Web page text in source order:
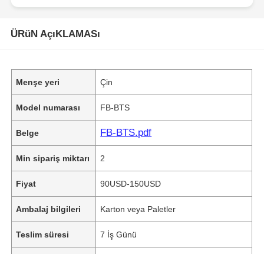
ÜRüN AçıKLAMASı
Menşe yeri Çin
Model numarası FB-BTS
Belge FB-BTS.pdf
Min sipariş miktarı 2
Fiyat 90USD-150USD
Ambalaj bilgileri Karton veya Paletler
Teslim süresi 7 İş Günü